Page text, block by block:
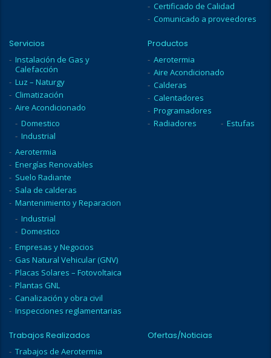
Certificado de Calidad
Comunicado a proveedores
Servicios
Instalación de Gas y
Calefacción
Luz – Naturgy
Climatización
Aire Acondicionado
Domestico
Industrial
Aerotermia
Energías Renovables
Suelo Radiante
Sala de calderas
Mantenimiento y Reparacion
Industrial
Domestico
Empresas y Negocios
Gas Natural Vehicular (GNV)
Placas Solares – Fotovoltaica
Plantas GNL
Canalización y obra civil
Inspecciones reglamentarias
Productos
Aerotermia
Aire Acondicionado
Calderas
Calentadores
Programadores
Radiadores
Estufas
Trabajos Realizados
Trabajos de Aerotermia
Ofertas/Noticias